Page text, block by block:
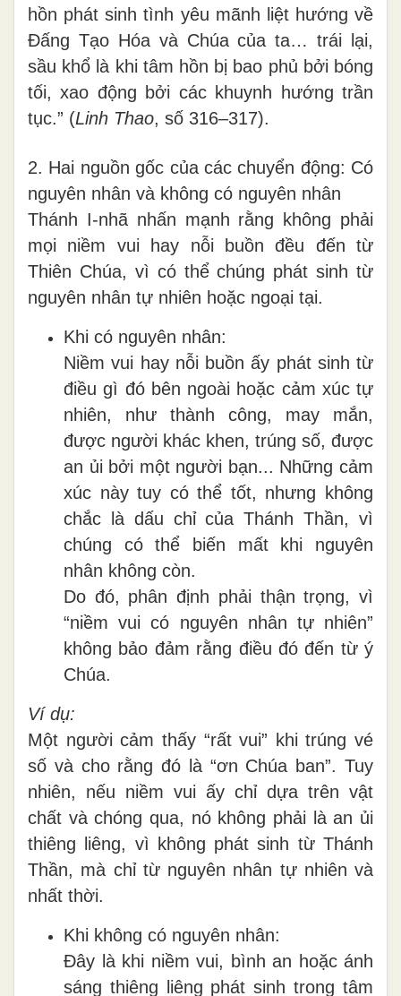
hồn phát sinh tình yêu mãnh liệt hướng về
Đấng Tạo Hóa và Chúa của ta… trái lại,
sầu khổ là khi tâm hồn bị bao phủ bởi bóng
tối, xao động bởi các khuynh hướng trần
tục.” (Linh Thao, số 316–317).
2. Hai nguồn gốc của các chuyển động: Có
nguyên nhân và không có nguyên nhân
Thánh I-nhã nhấn mạnh rằng không phải
mọi niềm vui hay nỗi buồn đều đến từ
Thiên Chúa, vì có thể chúng phát sinh từ
nguyên nhân tự nhiên hoặc ngoại tại.
Khi có nguyên nhân:
Niềm vui hay nỗi buồn ấy phát sinh từ
điều gì đó bên ngoài hoặc cảm xúc tự
nhiên, như thành công, may mắn,
được người khác khen, trúng số, được
an ủi bởi một người bạn... Những cảm
xúc này tuy có thể tốt, nhưng không
chắc là dấu chỉ của Thánh Thần, vì
chúng có thể biến mất khi nguyên
nhân không còn.
Do đó, phân định phải thận trọng, vì
“niềm vui có nguyên nhân tự nhiên”
không bảo đảm rằng điều đó đến từ ý
Chúa.
Ví dụ:
Một người cảm thấy “rất vui” khi trúng vé
số và cho rằng đó là “ơn Chúa ban”. Tuy
nhiên, nếu niềm vui ấy chỉ dựa trên vật
chất và chóng qua, nó không phải là an ủi
thiêng liêng, vì không phát sinh từ Thánh
Thần, mà chỉ từ nguyên nhân tự nhiên và
nhất thời.
Khi không có nguyên nhân:
Đây là khi niềm vui, bình an hoặc ánh
sáng thiêng liêng phát sinh trong tâm